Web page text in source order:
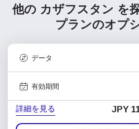
他の カザフスタン を
プランのオプ
データ
有効期間
詳細を見る JPY